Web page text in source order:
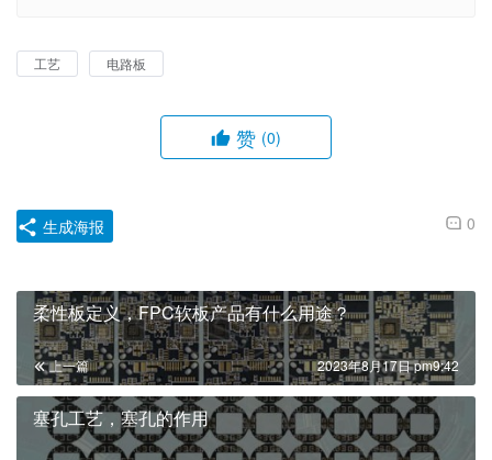
工艺 电路板
赞 (0)
0
生成海报
柔性板定义，FPC软板产品有什么用途？
上一篇 2023年8月17日 pm9:42
塞孔工艺，塞孔的作用